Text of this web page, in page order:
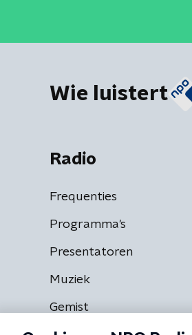
Wie luistert
Radio
Frequenties
Programma's
Presentatoren
Muziek
Gemist